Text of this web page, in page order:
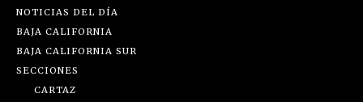
NOTICIAS DEL DÍA
BAJA CALIFORNIA
BAJA CALIFORNIA SUR
SECCIONES
CARTAZ